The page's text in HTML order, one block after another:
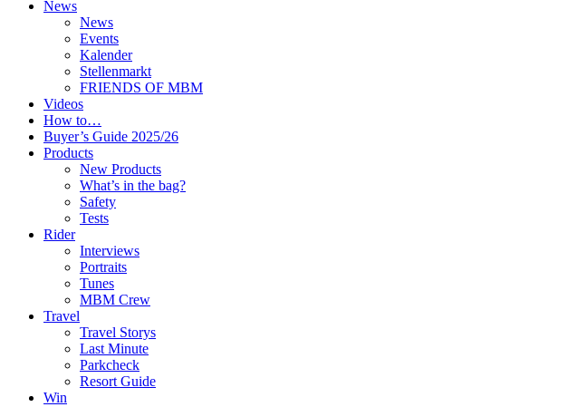
News
News
Events
Kalender
Stellenmarkt
FRIENDS OF MBM
Videos
How to…
Buyer’s Guide 2025/26
Products
New Products
What’s in the bag?
Safety
Tests
Rider
Interviews
Portraits
Tunes
MBM Crew
Travel
Travel Storys
Last Minute
Parkcheck
Resort Guide
Win